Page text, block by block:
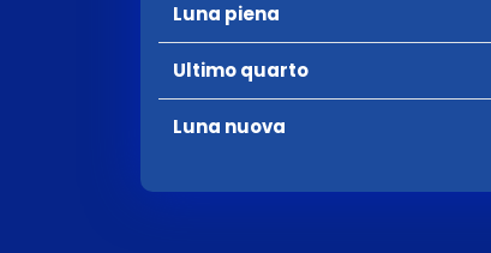
Luna piena
Ultimo quarto
Luna nuova